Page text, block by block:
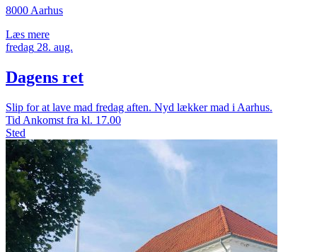
8000 Aarhus
Læs mere
fredag 28. aug.
Dagens ret
Slip for at lave mad fredag aften. Nyd lækker mad i Aarhus.
Tid Ankomst fra kl. 17.00
Sted